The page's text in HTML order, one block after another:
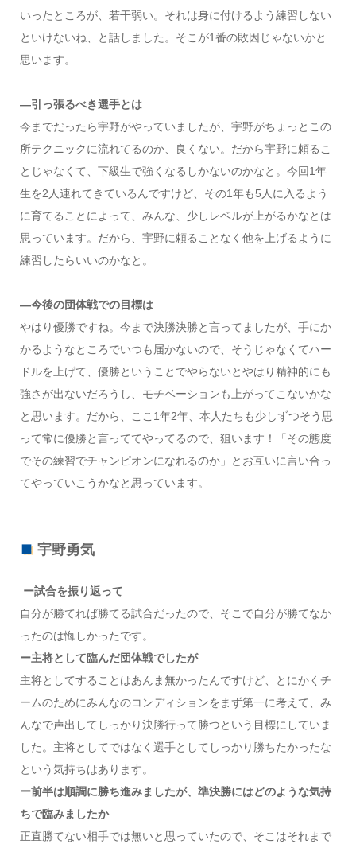
いったところが、若干弱い。それは身に付けるよう練習しない
といけないね、と話しました。そこが1番の敗因じゃないかと
思います。
―引っ張るべき選手とは
今までだったら宇野がやっていましたが、宇野がちょっとこの
所テクニックに流れてるのか、良くない。だから宇野に頼るこ
とじゃなくて、下級生で強くなるしかないのかなと。今回1年
生を2人連れてきているんですけど、その1年も5人に入るよう
に育てることによって、みんな、少しレベルが上がるかなとは
思っています。だから、宇野に頼ることなく他を上げるように
練習したらいいのかなと。
―今後の団体戦での目標は
やはり優勝ですね。今まで決勝決勝と言ってましたが、手にか
かるようなところでいつも届かないので、そうじゃなくてハー
ドルを上げて、優勝ということでやらないとやはり精神的にも
強さが出ないだろうし、モチベーションも上がってこないかな
と思います。だから、ここ1年2年、本人たちも少しずつそう思
って常に優勝と言っててやってるので、狙います！「その態度
でその練習でチャンピオンになれるのか」とお互いに言い合っ
てやっていこうかなと思っています。
宇野勇気
ー試合を振り返って
自分が勝てれば勝てる試合だったので、そこで自分が勝てなか
ったのは悔しかったです。
ー主将として臨んだ団体戦でしたが
主将としてすることはあんま無かったんですけど、とにかくチ
ームのためにみんなのコンディションをまず第一に考えて、み
んなで声出してしっかり決勝行って勝つという目標にしていま
した。主将としてではなく選手としてしっかり勝ちたかったな
という気持ちはあります。
ー前半は順調に勝ち進みましたが、準決勝にはどのような気持
ちで臨みましたか
正直勝てない相手では無いと思っていたので、そこはそれまで